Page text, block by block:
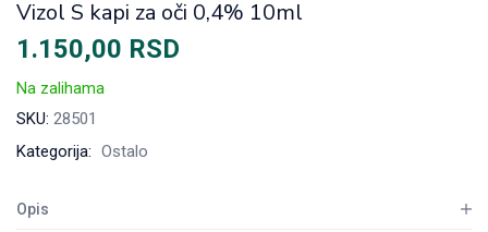
Vizol S kapi za oči 0,4% 10ml
1.150,00 RSD
Na zalihama
SKU: 28501
Kategorija: Ostalo
Opis